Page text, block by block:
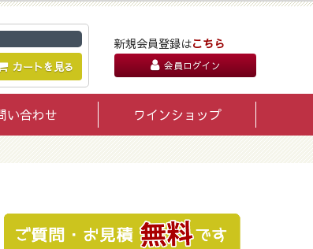
カートを見る
新規会員登録はこちら
会員ログイン
い合わせ ワインショップ